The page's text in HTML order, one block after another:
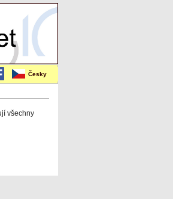
Česky
všechny